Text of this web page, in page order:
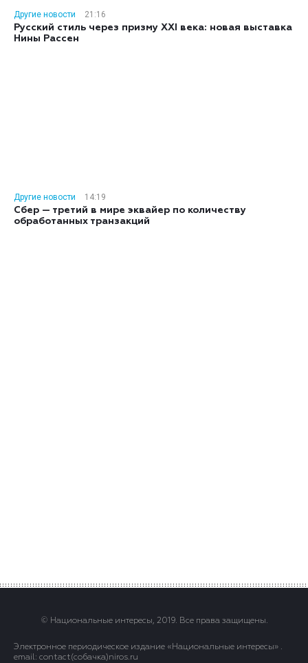
Другие новости
21:16
Русский стиль через призму XXI века: новая выставка
Нины Рассен
Другие новости
14:19
Сбер — третий в мире эквайер по количеству
обработанных транзакций
© Национальные интересы, 2019. Все права защищены.
Электронное периодическое издание «Национальные интересы» .
email: contact(сoбaчка)niros.ru